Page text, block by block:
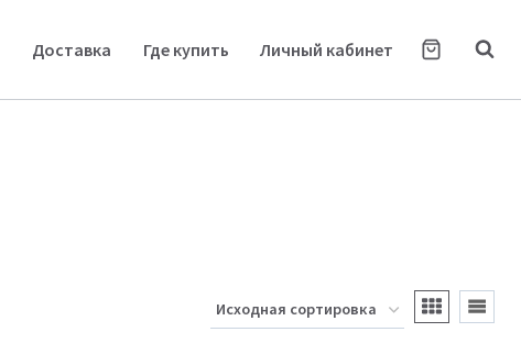
Доставка Где купить Личный кабинет